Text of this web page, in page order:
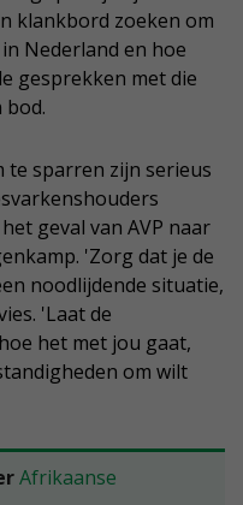
klankbord zoeken om
Nederland en hoe
gesprekken met die
te sparren zijn serieus
geval van AVP naar
'Zorg dat je de
noodlijdende situatie,
'Laat de
het met jou gaat,
om wilt
Afrikaanse